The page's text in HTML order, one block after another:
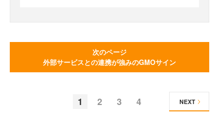
次のページ
外部サービスとの連携が強みのGMOサイン
1 2 3 4 NEXT